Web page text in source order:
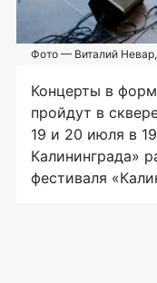
Фото — Виталий
Концерты в
пройдут в
19 и 20 июля в
Калининграда»
фестиваля